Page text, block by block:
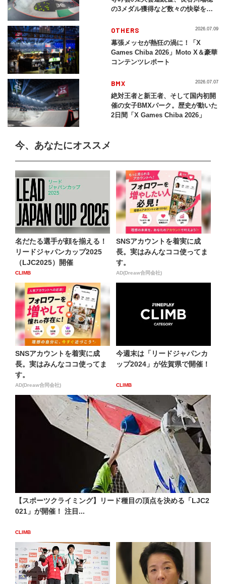
の3メダル獲得など数々の快挙をプ
2026」
OTHERS
幕張メッセが熱狂の渦に！「X
Games Chiba 2026」Moto X＆豪華
コンテンツレポート
2026.07.09
BMX
絶対王者と新王者、そして国内初開
催の女子BMXパーク。歴史が動いた
2日間「X Games Chiba 2026」
2026.07.07
今、あなたにオススメ
名だたる選手が顔を揃える！
リードジャパンカップ2025
（LJC2025）開催
CLIMB
SNSアカウントを着実に成
長。実はみんなココ使ってま
す。
AD(Dreaw合同会社)
SNSアカウントを着実に成
長。実はみんなココ使ってま
す。
AD(Dreaw合同会社)
今週末は「リードジャパンカ
ップ2024」が佐賀県で開催！
CLIMB
【スポーツクライミング】リード種目の頂点を決める「LJC2
021」が開催！ 注目...
CLIMB